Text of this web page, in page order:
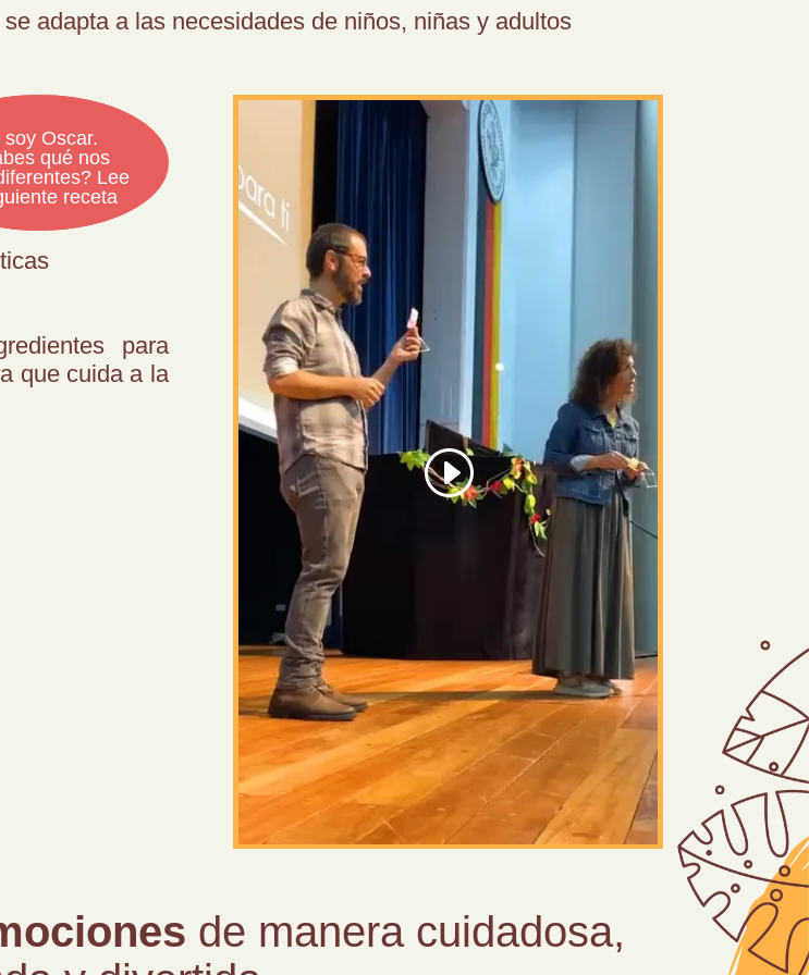
adapta a las necesidades de niños, niñas y adultos
soy Oscar.
qué nos
Lee
receta
para
que cuida a la
de manera cuidadosa,